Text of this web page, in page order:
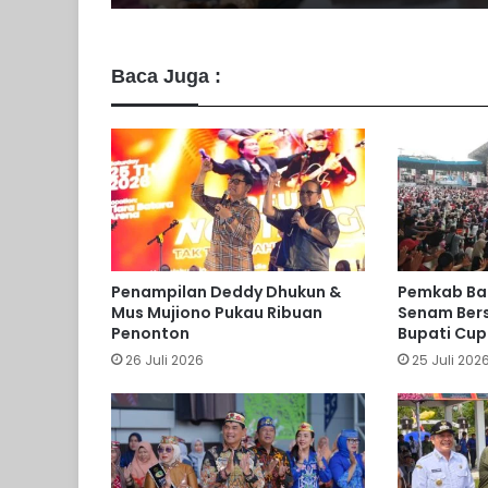
Baca Juga :
Penampilan Deddy Dhukun &
Mus Mujiono Pukau Ribuan
Penonton
26 Juli 2026
Pemkab
Senam
Bupati Cup
25 Juli